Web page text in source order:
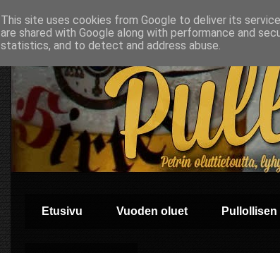
Etusivu Vuoden oluet
This site uses cookies from Google to deliver its
are shared with Google along with performance and
statistics, and to detect and address abuse.